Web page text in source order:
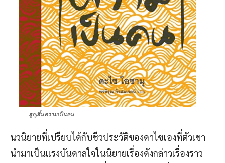
สูญสิ้นความเป็นคน
นวนิยายที่เปรียบได้กับชีวประวัติของดาไซเองที่ตัวเขา
นำมาเป็นแรงบันดาลใจในนิยายเรื่องดังกล่าวเรื่องราว